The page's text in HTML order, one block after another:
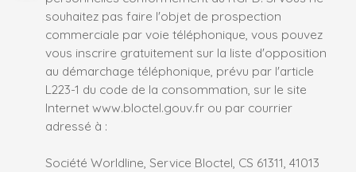
souhaitez pas faire l'objet de prospection
commerciale par voie téléphonique, vous pouvez
vous inscrire gratuitement sur la liste d'opposition
au démarchage téléphonique, prévu par l'article
L223-1 du code de la consommation, sur le site
Internet www.bloctel.gouv.fr ou par courrier
adressé à :
Société Worldline, Service Bloctel, CS 61311, 41013